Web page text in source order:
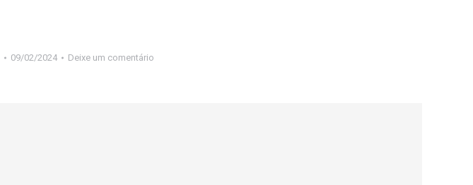
09/02/2024 Deixe um comentário